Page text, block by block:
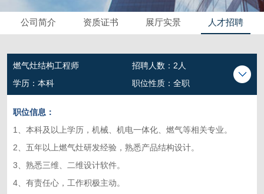
公司简介 资质证书 展厅实景 人才招聘
燃气灶结构工程师
招聘人数：2人
学历：本科
职位性质：全职
职位信息：
1、本科及以上学历，机械、机电一体化、燃气等相关专业。
2、五年以上燃气灶研发经验，熟悉产品结构设计。
3、熟悉三维、二维设计软件。
4、有责任心，工作积极主动。